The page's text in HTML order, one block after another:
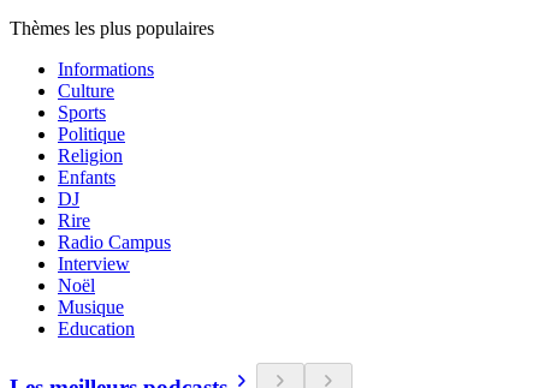
Thèmes les plus populaires
Informations
Culture
Sports
Politique
Religion
Enfants
DJ
Rire
Radio Campus
Interview
Noël
Musique
Education